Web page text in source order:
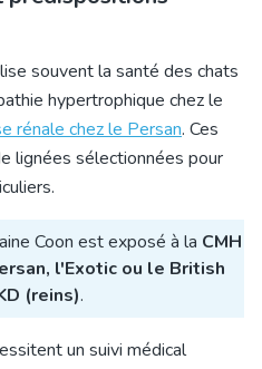
souvent la santé des chats
hypertrophique chez le
rénale chez le Persan. Ces
lignées sélectionnées pour
Coon est exposé à la CMH
l'Exotic ou le British
(reins).
un suivi médical